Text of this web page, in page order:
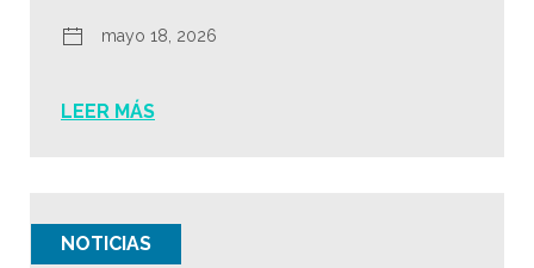
mayo 18, 2026
LEER MÁS
NOTICIAS